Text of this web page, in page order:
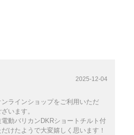
2025-12-04
ラインショップをご利用いただ
います。
動バリカンDKRショートチルト付
けたようで大変嬉しく思います！